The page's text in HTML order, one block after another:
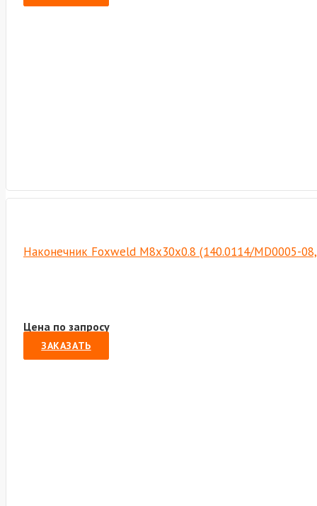
Наконечник Foxweld М8х30х0.8 (140.0114/MD0005-
Цена по запросу
ЗАКАЗАТЬ